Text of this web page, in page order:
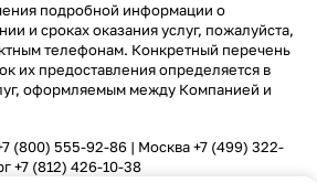
подробной информации о
и сроках оказания услуг, пожалуйста,
телефонам. Конкретный перечень
их предоставления определяется в
оформляемым между Компанией и
(800) 555-92-86 | Москва+7 (499) 322-
+7 (812) 426-10-38